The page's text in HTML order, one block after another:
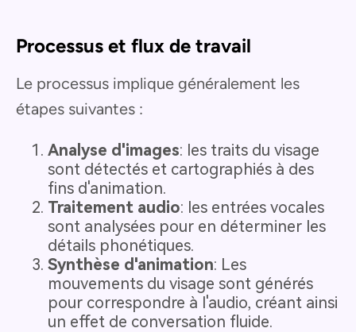
Processus et flux de travail
Le processus implique généralement les
étapes suivantes :
Analyse d'images: les traits du visage
sont détectés et cartographiés à des
fins d'animation.
Traitement audio: les entrées vocales
sont analysées pour en déterminer les
détails phonétiques.
Synthèse d'animation: Les
mouvements du visage sont générés
pour correspondre à l'audio, créant ainsi
un effet de conversation fluide.